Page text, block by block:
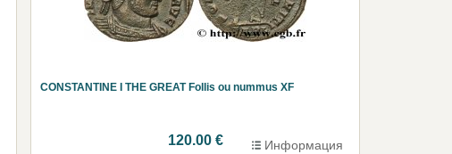
CONSTANTINE I THE GREAT Follis ou nummus XF
120.00 € Информация